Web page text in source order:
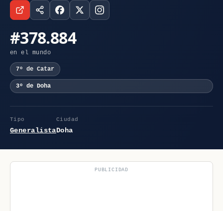
#378.884
en el mundo
7º de Catar
3º de Doha
Tipo
Generalista
Ciudad
Doha
PUBLICIDAD